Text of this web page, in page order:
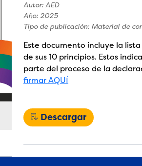
Autor: AED
Año: 2025
Tipo de publicación: Material de
Este documento incluye la
de sus 10 principios. Estos
parte del proceso de la
firmar AQUÍ
Descargar